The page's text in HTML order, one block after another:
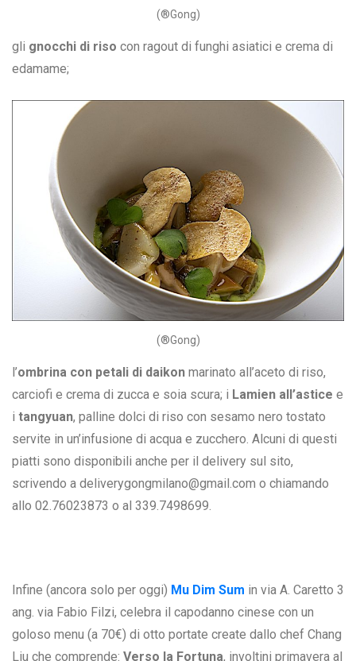
(®Gong)
gli gnocchi di riso con ragout di funghi asiatici e crema di
edamame;
(®Gong)
l’ombrina con petali di daikon marinato all’aceto di riso,
carciofi e crema di zucca e soia scura; i Lamien all’astice e
i tangyuan, palline dolci di riso con sesamo nero tostato
servite in un’infusione di acqua e zucchero. Alcuni di questi
piatti sono disponibili anche per il delivery sul sito,
scrivendo a deliverygongmilano@gmail.com o chiamando
allo 02.76023873 o al 339.7498699.
Infine (ancora solo per oggi) Mu Dim Sum in via A. Caretto 3
ang. via Fabio Filzi, celebra il capodanno cinese con un
goloso menu (a 70€) di otto portate create dallo chef Chang
Liu che comprende: Verso la Fortuna, involtini primavera al